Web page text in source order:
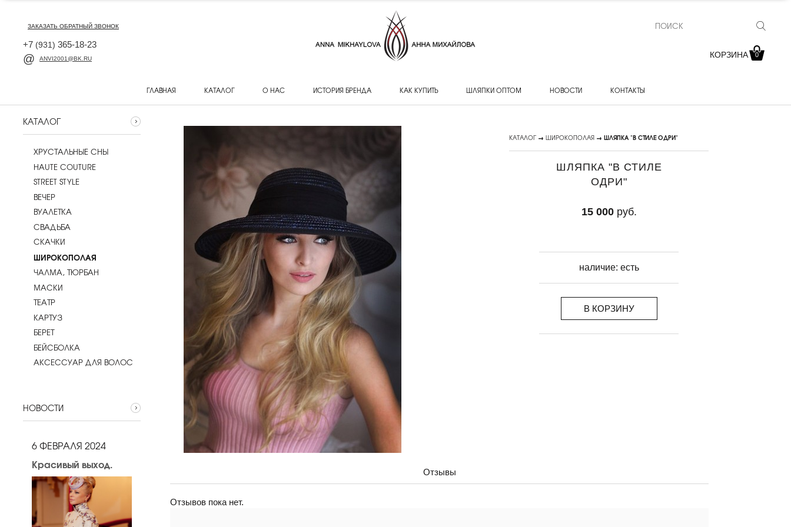
ЗАКАЗАТЬ ОБРАТНЫЙ ЗВОНОК
+7 (931) 365-18-23
ANVI2001@BK.RU КОРЗИНА 0
ГЛАВНАЯ КАТАЛОГ О НАС ИСТОРИЯ БРЕНДА КАК КУПИТЬ ШЛЯПКИ ОПТОМ НОВОСТИ КОНТАКТЫ
КАТАЛОГ
ХРУСТАЛЬНЫЕ СНЫ
HAUTE COUTURE
STREET STYLE
ВЕЧЕР
ВУАЛЕТКА
CВАДЬБА
СКАЧКИ
ШИРОКОПОЛАЯ
ЧАЛМА, ТЮРБАН
МАСКИ
ТЕАТР
КАРТУЗ
БЕРЕТ
БЕЙСБОЛКА
АКСЕССУАР ДЛЯ ВОЛОС
НОВОСТИ
6 ФЕВРАЛЯ 2024
Красивый выход.
КАТАЛОГ →ШИРОКОПОЛАЯ → ШЛЯПКА "В СТИЛЕ ОДРИ"
ШЛЯПКА "В СТИЛЕ
ОДРИ"
наличие: есть
15 000руб.
В КОРЗИНУ
Отзывы
Отзывов пока нет.